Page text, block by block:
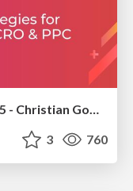
brightonSEO & MeasureFest 2025 - Christian Goodrich - Winning strategies for Black Friday CRO & PPC
3 760